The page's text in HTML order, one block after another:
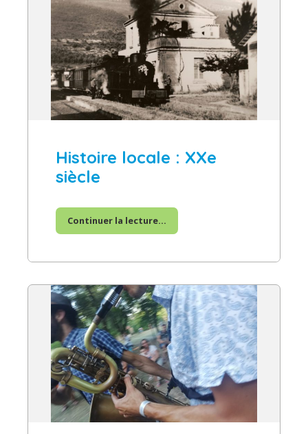
Histoire locale : XXe
siècle
Continuer la lecture...